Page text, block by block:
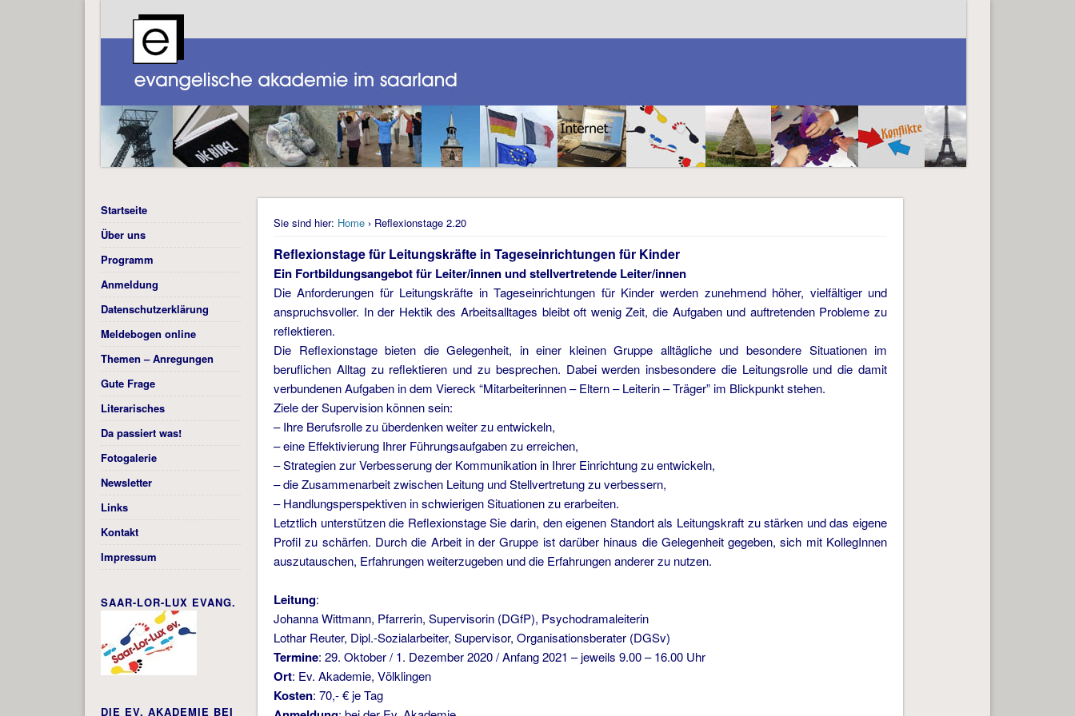
Sie sind hier: Home › Reflexionstage 2.20
Reflexionstage für Leitungskräfte in Tageseinrichtungen für Kinder
Ein Fortbildungsangebot für Leiter/innen und stellvertretende Leiter/innen
Die Anforderungen für Leitungskräfte in Tageseinrichtungen für Kinder werden zunehmend höher, vielfältiger und
anspruchsvoller. In der Hektik des Arbeitsalltages bleibt oft wenig Zeit, die Aufgaben und auftretenden Probleme zu
reflektieren.
Die Reflexionstage bieten die Gelegenheit, in einer kleinen Gruppe alltägliche und besondere Situationen im
beruflichen Alltag zu reflektieren und zu besprechen. Dabei werden insbesondere die Leitungsrolle und die damit
verbundenen Aufgaben in dem Viereck “Mitarbeiterinnen – Eltern – Leiterin – Träger” im Blickpunkt stehen.
Ziele der Supervision können sein:
– Ihre Berufsrolle zu überdenken weiter zu entwickeln,
– eine Effektivierung Ihrer Führungsaufgaben zu erreichen,
– Strategien zur Verbesserung der Kommunikation in Ihrer Einrichtung zu entwickeln,
– die Zusammenarbeit zwischen Leitung und Stellvertretung zu verbessern,
– Handlungsperspektiven in schwierigen Situationen zu erarbeiten.
Letztlich unterstützen die Reflexionstage Sie darin, den eigenen Standort als Leitungskraft zu stärken und das eigene
Profil zu schärfen. Durch die Arbeit in der Gruppe ist darüber hinaus die Gelegenheit gegeben, sich mit KollegInnen
auszutauschen, Erfahrungen weiterzugeben und die Erfahrungen anderer zu nutzen.
Leitung:
Johanna Wittmann, Pfarrerin, Supervisorin (DGfP), Psychodramaleiterin
Lothar Reuter, Dipl.-Sozialarbeiter, Supervisor, Organisationsberater (DGSv)
Termine: 29. Oktober / 1. Dezember 2020 / Anfang 2021 – jeweils 9.00 – 16.00 Uhr
Ort: Ev. Akademie, Völklingen
Kosten: 70,- € je Tag
Startseite
Über uns
Programm
Anmeldung
Datenschutzerklärung
Meldebogen online
Themen – Anregungen
Gute Frage
Literarisches
Da passiert was!
Fotogalerie
Newsletter
Links
Kontakt
Impressum
SAAR-LOR-LUX EVANG.
DIE EV. AKADEMIE BEI